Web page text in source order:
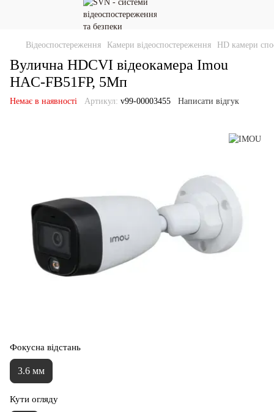
Відеоспостереження Камери відеоспостереження HD камери
Вулична HDCVI відеокамера Imou
HAC-FB51FP, 5Мп
Немає в наявності Артикул: v99-00003455 Написати відгук
Фокусна відстань
3.6 мм
Кути огляду